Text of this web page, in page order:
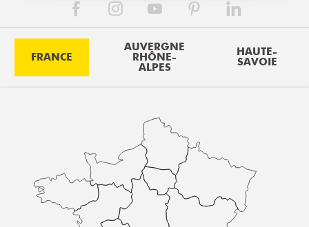
FRANCE
AUVERGNE
RHÔNE-
ALPES
HAUTE-
SAVOIE